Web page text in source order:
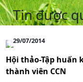
Tin được
29/07/2014
Hội thảo-Tập huấn
thành viên CCN